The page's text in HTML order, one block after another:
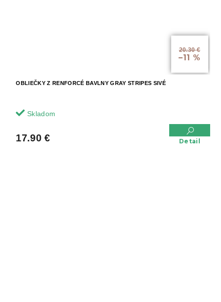
20.30 €
–11 %
OBLIEČKY Z RENFORCÉ BAVLNY GRAY STRIPES SIVÉ
Skladom
17.90 € Detail